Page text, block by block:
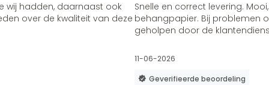
wij hadden, daarnaast ook
over de kwaliteit van deze
Snelle en correct levering.
behangpapier. Bij problemen
geholpen door de
11-06-2026
Geverifieerde beoordeling